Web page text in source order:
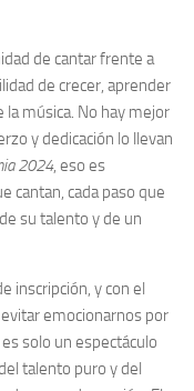
de cantar frente a
de crecer, aprender
música. No hay mejor
y dedicación lo llevan
2024, eso es
cantan, cada paso que
su talento y de un
inscripción, y con el
emocionarnos por
solo un espectáculo
talento puro y del